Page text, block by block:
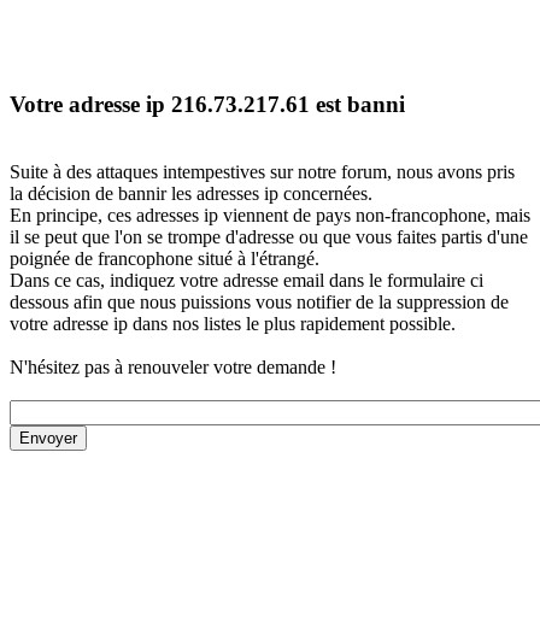
Votre adresse ip 216.73.217.61 est banni
Suite à des attaques intempestives sur notre forum, nous avons pris
la décision de bannir les adresses ip concernées.
En principe, ces adresses ip viennent de pays non-francophone, mais
il se peut que l'on se trompe d'adresse ou que vous faites partis d'une
poignée de francophone situé à l'étrangé.
Dans ce cas, indiquez votre adresse email dans le formulaire ci
dessous afin que nous puissions vous notifier de la suppression de
votre adresse ip dans nos listes le plus rapidement possible.
N'hésitez pas à renouveler votre demande !